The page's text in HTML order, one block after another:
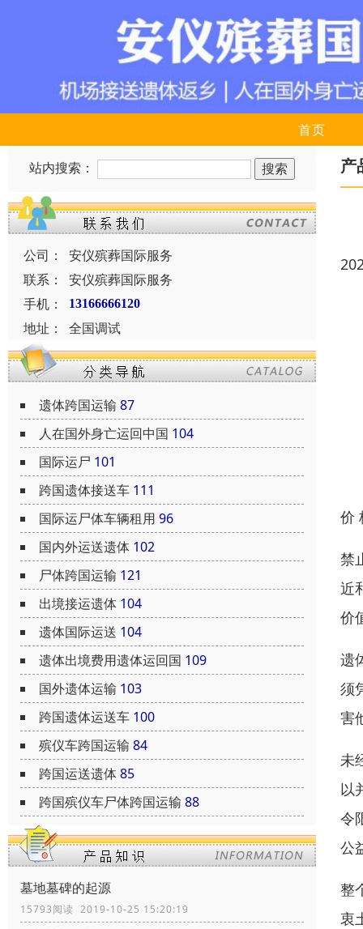
首页
站内搜索：
公司：
安仪殡葬国际服务
联系：
安仪殡葬国际服务
手机：
13166666120
地址： 全国调试
遗体跨国运输 87
人在国外身亡运回中国 104
国际运尸 101
跨国遗体接送车 111
国际运尸体车辆租用 96
国内外运送遗体 102
尸体跨国运输 121
出境接运遗体 104
遗体国际运送 104
遗体出境费用遗体运回国 109
国外遗体运输 103
跨国遗体运送车 100
殡仪车跨国运输 84
跨国运送遗体85
跨国殡仪车尸体跨国运输 88
墓地墓碑的起源
15793阅读 2019-10-25 15:20:19
产
价
禁
近
价
遗
须
害
未
以
令
公
整
衷